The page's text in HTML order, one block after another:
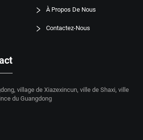
À Propos De Nous
Contactez-Nous
village de Xiazexincun, ville de Shaxi, ville
du Guangdong